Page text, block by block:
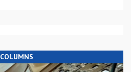
COLUMNS